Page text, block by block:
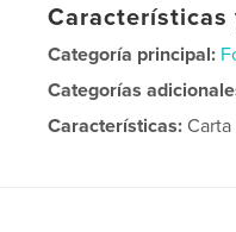
Características
Categoría principal:
Categorías
Características: